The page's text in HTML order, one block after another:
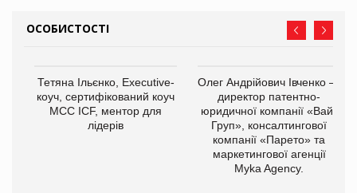
ОСОБИСТОСТІ
Тетяна Ільєнко, Executive-
коуч, сертифікований коуч
МСС ICF, ментор для
лідерів
Олег Андрійович Івченко —
директор патентно-
юридичної компанії «Вайз
Груп», консалтингової
компанії «Парето» та
маркетингової агенції
Myka Agency.